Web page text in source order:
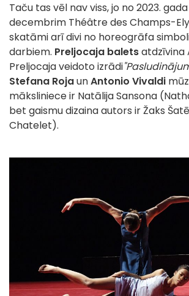
Taču tas vēl nav viss, jo no 2023. gada
decembrim Théâtre des Champs-
skatāmi arī divi no horeogrāfa
darbiem. Preljocaja baletsatdzīvina
Preljocaja veidoto izrādi
Stefana RojaunAntonio Vivaldi
māksliniece ir Natālija Sansona
bet gaismu dizaina autors ir Žaks
Chatelet).